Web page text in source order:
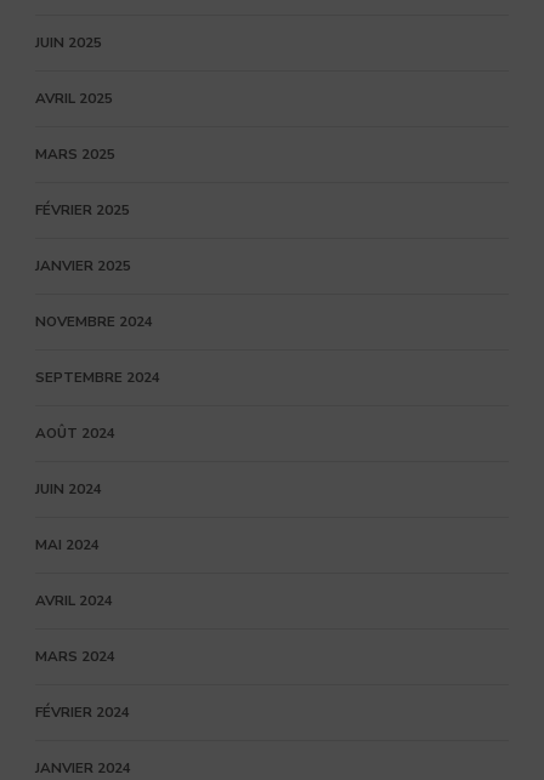
JUIN 2025
AVRIL 2025
MARS 2025
FÉVRIER 2025
JANVIER 2025
NOVEMBRE 2024
SEPTEMBRE 2024
AOÛT 2024
JUIN 2024
MAI 2024
AVRIL 2024
MARS 2024
FÉVRIER 2024
JANVIER 2024